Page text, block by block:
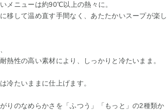
メニューは約90℃以上の熱々に。
移して温め直す手間なく、あたたかいスープが楽し
熱性の高い素材により、しっかりと冷たいまま。
冷たいままに仕上げます。
りのなめらかさを「ふつう」「もっと」の2種類か